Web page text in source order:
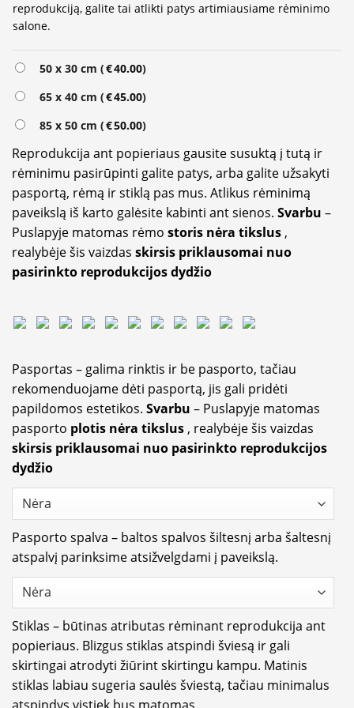
reprodukciją, galite tai atlikti patys artimiausiame rėminimo
salone.
50 x 30 cm (€40.00)
65 x 40 cm (€45.00)
85 x 50 cm (€50.00)
Reprodukcija ant popieriaus gausite susuktą į tutą ir
rėminimu pasirūpinti galite patys, arba galite užsakyti
pasportą, rėmą ir stiklą pas mus. Atlikus rėminimą
paveikslą iš karto galėsite kabinti ant sienos. Svarbu –
Puslapyje matomas rėmo storis nėra tikslus,
realybėje šis vaizdas skirsis priklausomai nuo
pasirinkto reprodukcijos dydžio
Pasportas – galima rinktis ir be pasporto, tačiau
rekomenduojame dėti pasportą, jis gali pridėti
papildomos estetikos. Svarbu – Puslapyje matomas
pasporto plotis nėra tikslus, realybėje šis vaizdas
skirsis priklausomai nuo pasirinkto reprodukcijos
dydžio
Pasporto spalva – baltos spalvos šiltesnį arba šaltesnį
atspalvį parinksime atsižvelgdami į paveikslą.
Stiklas – būtinas atributas rėminant reprodukcija ant
popieriaus. Blizgus stiklas atspindi šviesą ir gali
skirtingai atrodyti žiūrint skirtingu kampu. Matinis
stiklas labiau sugeria saulės šviestą, tačiau minimalus